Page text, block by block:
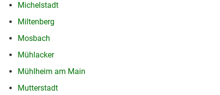
Michelstadt
Miltenberg
Mosbach
Mühlacker
Mühlheim am Main
Mutterstadt